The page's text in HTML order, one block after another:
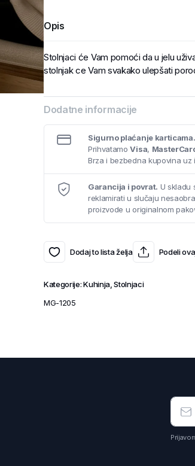
Opis
Stolnjaci će Vam pomoći da u jelu
stolnjak ce Vam svakako ulepšati
Dodatne informacije
Sigurno plaćanje karticama.
PrihvatamoVisa,
Brza i bezbedna kupovina uz
Garancija i povrat. U skladu
reklamirati u slučaju
proizvode u originalnom
Dodaj to lista želja Podeli
Kategorije:Kuhinja,Stolnjaci
MG-1205